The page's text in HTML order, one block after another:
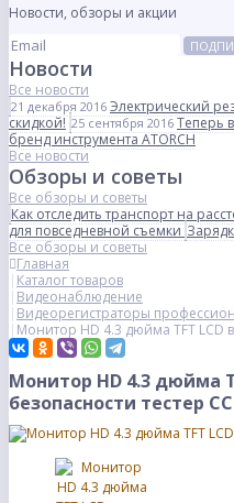
Новости, обзоры и акции
Новости
Все новости
21 декабря 2016 Электрический
скидкой! 25 сентября 2016 Теперь
бренд инструмента ATORCH
Все новости
Обзоры и советы
Все обзоры и советы
Как отследить транспорт на
для повседневной съемки
Все обзоры и советы
Главная
Каталог товаров
Видеонаблюдение
Видеорегистраторы
Монитор HD 4.3 дюйма TFT LCD
Монитор HD 4.3 дюйма
безопасности тестер